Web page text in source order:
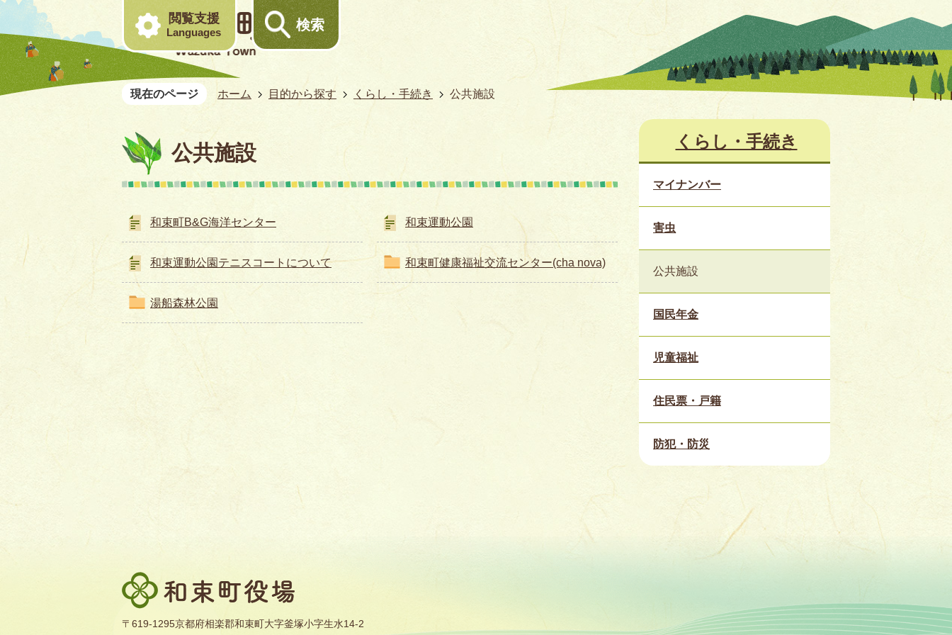
閲覧支援
Languages 検索
現在のページ ホーム 目的から探す くらし・手続き 公共施設
公共施設
和束町B&G海洋センター 和束運動公園
和束運動公園テニスコートについて 和束町健康福祉交流センター(cha nova)
湯船森林公園
くらし・手続き
マイナンバー
害虫
公共施設
国民年金
児童福祉
住民票・戸籍
防犯・防災
和
束
〒619-1295京都府相楽郡和束町大字釜塚小字生水14-2